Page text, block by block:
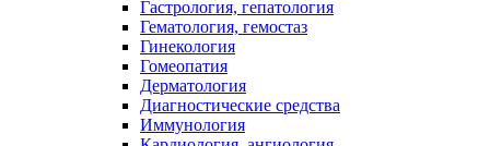
Гастрология, гепатология
Гематология, гемостаз
Гинекология
Гомеопатия
Дерматология
Диагностические средства
Иммунология